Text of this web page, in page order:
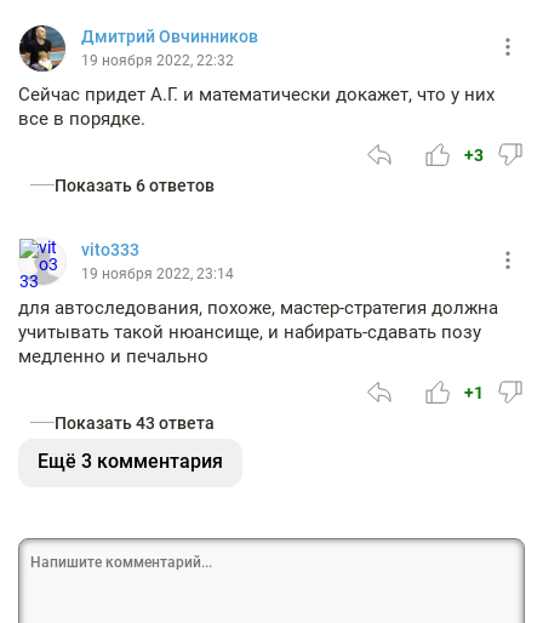
Дмитрий Овчинников
19 ноября 2022, 22:32
Сейчас придет А.Г. и математически докажет, что у них
все в порядке.
+3
Показать 6 ответов
vito333
19 ноября 2022, 23:14
для автоследования, похоже, мастер-стратегия должна
учитывать такой нюансище, и набирать-сдавать позу
медленно и печально
+1
Показать 43 ответа
Ещё 3 комментария